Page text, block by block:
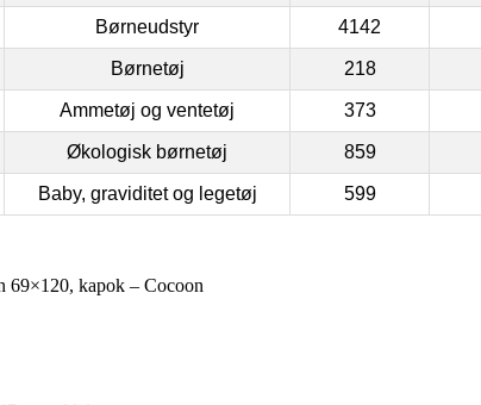
Børneudstyr 4142
Børnetøj 218
Ammetøj og ventetøj 373
Økologisk børnetøj 859
Baby, graviditet og legetøj 599
69×120, kapok – Cocoon